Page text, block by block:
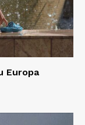
Europa